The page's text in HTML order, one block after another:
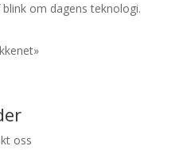
blink om dagens teknologi.
oss